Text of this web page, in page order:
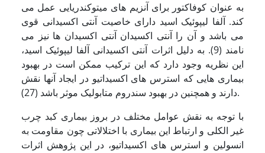
به عنوان کوفاکتور برای آنزیم های میتوکندریایی عمل می
کند. آلفا لیپوئیک اسید دارای خاصیت آنتی اکسیدانی قوی
می باشد و آن را آنتی اکسیدان آنتی اکسیدان ها نیز می
نامند (9). به دلیل اثرات آنتی اکسیدانی آلفا لیپوئیک اسید،
این نظریه وجود دارد که این ترکیب ممکن است در بهبود
بیماری هایی که استرس های اکسیداتیو در ایجاد آنها نقش
دارند و همچنین در بهبود سندروم متابولیک موثر باشد (27).
با توجه به نقش عوامل مختلف در بروز بیماری کبد چرب
غیر الکلی و ارتباط این بیماری با اختلالاتی چون مقاومت به
انسولین و استرس های اکسیداتیو، در این پژوهش اثرات